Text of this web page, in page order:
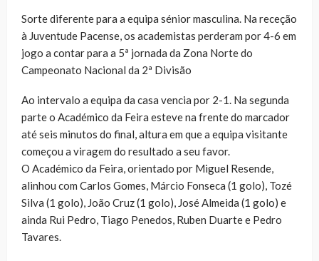
Sorte diferente para a equipa sénior masculina. Na receção
à Juventude Pacense, os academistas perderam por 4-6 em
jogo a contar para a 5ª jornada da Zona Norte do
Campeonato Nacional da 2ª Divisão
Ao intervalo a equipa da casa vencia por 2-1. Na segunda
parte o Académico da Feira esteve na frente do marcador
até seis minutos do final, altura em que a equipa visitante
começou a viragem do resultado a seu favor.
O Académico da Feira, orientado por Miguel Resende,
alinhou com Carlos Gomes, Márcio Fonseca (1 golo), Tozé
Silva (1 golo), João Cruz (1 golo), José Almeida (1 golo) e
ainda Rui Pedro, Tiago Penedos, Ruben Duarte e Pedro
Tavares.